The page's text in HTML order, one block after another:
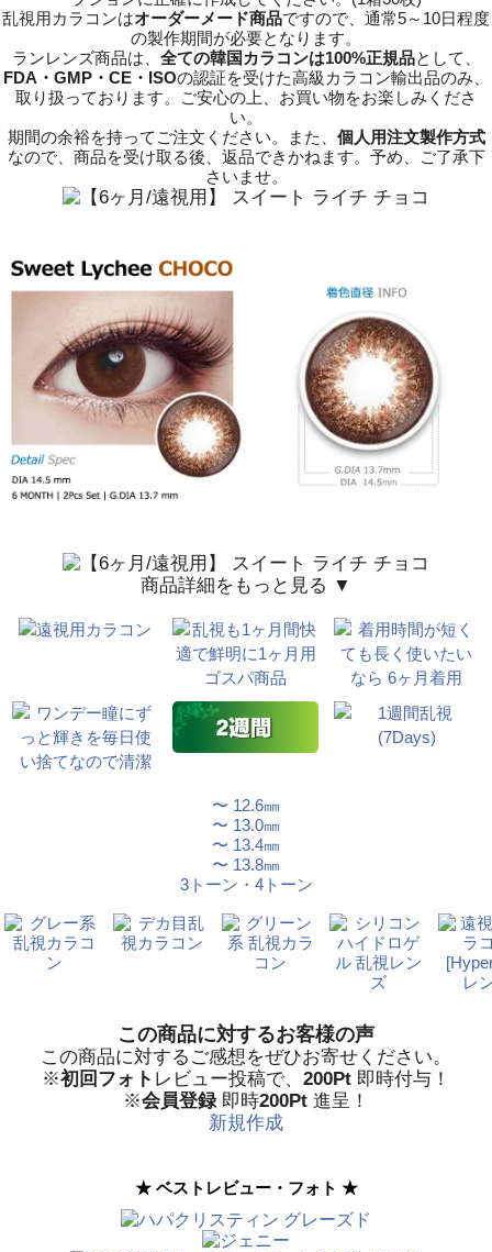
乱視用カラコンはオーダーメード商品ですので、 通常5～10日程度
の製作期間が必要となります。
ランレンズ商品は、 全ての韓国カラコンは100%正規品として、
FDA・GMP・CE・ISOの認証を受けた高級カラコン輸出品のみ、
取り扱っております。ご安心の上、お買い物をお楽しみくださ
い。
期間の余裕を持ってご注文ください。また、 個人用注文製作方式
なので、商品を受け取る後、返品できかねます。予め、ご了承下
さいませ。
商品詳細をもっと見る ▼
〜 12.6㎜
〜 13.0㎜
〜 13.4㎜
〜 13.8㎜
3トーン・4トーン
この商品に対するお客様の声
この商品に対するご感想をぜひお寄せください。
※初回フォト レビュー投稿で、 200Pt 即時付与！
※会員登録即時200Pt 進呈！
新規作成
★ ベストレビュー・フォト ★